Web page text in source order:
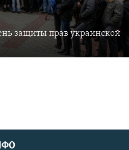
защиты прав украинской